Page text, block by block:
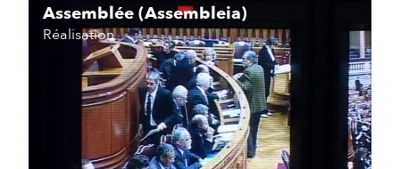
Assemblée (Assembleia)
Réalisation